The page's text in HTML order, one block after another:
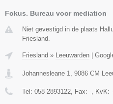
Fokus. Bureau voor mediation
Niet gevestigd in de plaats
Friesland.
Friesland » Leeuwarden
Johannesleane 1 9086 CM
Tel: 058-2893122 , Fax: - , KvK: -